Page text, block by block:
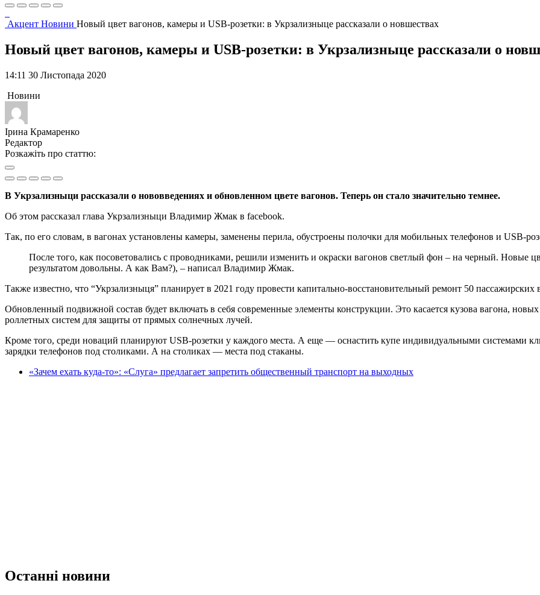
Акцент Новини Новый цвет вагонов, камеры и USB-розетки: в Укрзализныце рассказали о новшествах
Новый цвет вагонов, камеры и USB-розетки: в Укрзализныце рассказали о
14:11 30 Листопада 2020
Новини
Ірина Крамаренко
Редактор
Розкажіть про статтю:
В Укрзализныци рассказали о нововведениях и обновленном цвете вагонов. Теперь он стало значительно темнее.
Об этом рассказал глава Укрзализныци Владимир Жмак в facebook.
Так, по его словам, в вагонах установлены камеры, заменены перила, обустроены полочки для мобильных телефонов и USB-
После того, как посоветовались с проводниками, решили изменить и окраски вагонов светлый фон – на черный. Новые
результатом довольны. А как Вам?), – написал Владимир Жмак.
Также известно, что “Укрзализныця” планирует в 2021 году провести капитально-восстановительный ремонт 50 пассажирских
Обновленный подвижной состав будет включать в себя современные элементы конструкции. Это касается кузова вагона,
роллетных систем для защиты от прямых солнечных лучей.
Кроме того, среди новаций планируют USB-розетки у каждого места. А еще — оснастить купе индивидуальными системами
зарядки телефонов под столиками. А на столиках — места под стаканы.
«Зачем ехать куда-то»: «Слуга» предлагает запретить общественный транспорт на выходных
Останні новини